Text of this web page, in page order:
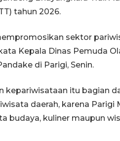
tahun 2026.
sektor
Kepala Dinas Pemuda
di Parigi, Senin.
kepariwisataan itu bagian
daerah, karena
budaya, kuliner maupun